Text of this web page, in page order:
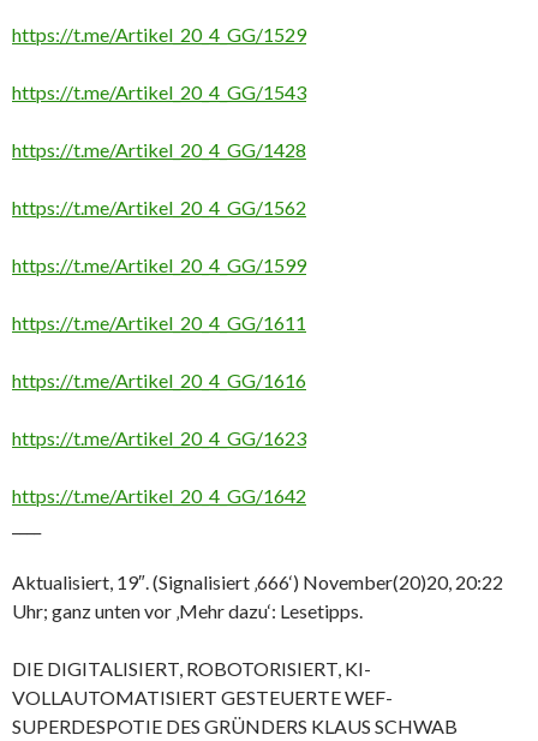
https://t.me/Artikel_20_4_GG/1529
https://t.me/Artikel_20_4_GG/1543
https://t.me/Artikel_20_4_GG/1428
https://t.me/Artikel_20_4_GG/1562
https://t.me/Artikel_20_4_GG/1599
https://t.me/Artikel_20_4_GG/1611
https://t.me/Artikel_20_4_GG/1616
https://t.me/Artikel_20_4_GG/1623
https://t.me/Artikel_20_4_GG/1642
Aktualisiert, 19″. (Signalisiert ‚666‘) November(20)20, 20:22
Uhr; ganz unten vor ‚Mehr dazu‘: Lesetipps.
DIE DIGITALISIERT, ROBOTORISIERT, KI-
VOLLAUTOMATISIERT GESTEUERTE WEF-
SUPERDESPOTIE DES GRÜNDERS KLAUS SCHWAB